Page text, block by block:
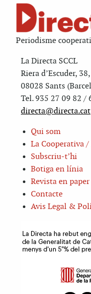
Periodisme
La Directa SCCL
Riera d’Escuder,
08028 Sants
Tel. 935 27 09 82 /
directa@directa.cat
Qui som
La Cooperativa /
Subscriu-t’hi
Botiga en línia
Revista en paper
Contacte
Avis Legal &